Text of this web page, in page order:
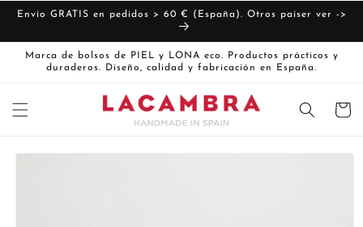
directamente
Envío GRATIS en pedidos > 60 € (España). Otros paíser ver ->
Marca de bolsos de PIEL y LONA eco. Productos prácticos y
duraderos. Diseño, calidad y fabricación en España.
Carrito
directamente